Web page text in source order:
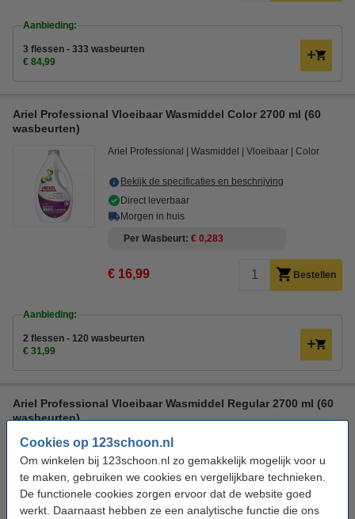
Cookies op 123schoon.nl
Om winkelen bij 123schoon.nl zo gemakkelijk mogelijk voor u
te maken, gebruiken we cookies en vergelijkbare technieken.
De functionele cookies zorgen ervoor dat de website goed
werkt. Daarnaast hebben ze een analytische functie die ons
Aanbieding:
3 flessen - 333 wasbeurten
€ 84,99
Ariel Professional Vloeibaar Wasmiddel Color 2700 ml (60
wasbeurten)
Ariel Professional Wasmiddel Vloeibaar Color
Bekijk de specificaties en beschrijving
Direct leverbaar
Morgen in huis
Per Wasbeurt € 0,283
€ 16,99 Bestellen
Aanbieding:
2 flessen - 120 wasbeurten
€ 31,99
Ariel Professional Vloeibaar Wasmiddel Regular 2700 ml (60
wasbeurten)
Ariel Professional
Bekijk de specificaties en beschrijving
Direct leverbaar
Morgen in huis